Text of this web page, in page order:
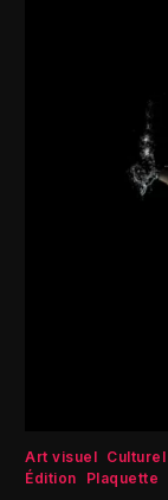
Art visuel Culturel
Édition
Plaquette